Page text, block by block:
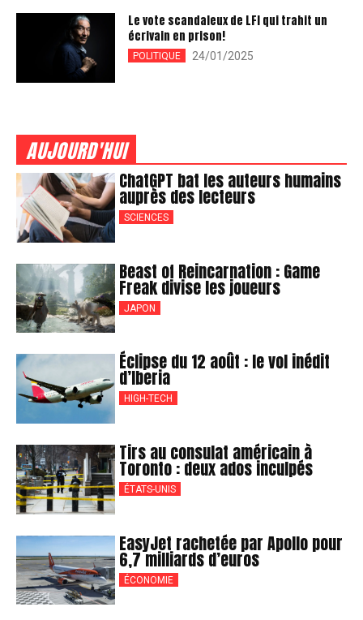
Le vote scandaleux de LFI qui trahit un
écrivain en prison!
POLITIQUE 24/01/2025
AUJOURD'HUI
ChatGPT bat les auteurs humains
auprès des lecteurs
SCIENCES
Beast of Reincarnation : Game
Freak divise les joueurs
JAPON
Éclipse du 12 août : le vol inédit
d’Iberia
HIGH-TECH
Tirs au consulat américain à
Toronto : deux ados inculpés
ÉTATS-UNIS
EasyJet rachetée par Apollo pour
6,7 milliards d’euros
ÉCONOMIE